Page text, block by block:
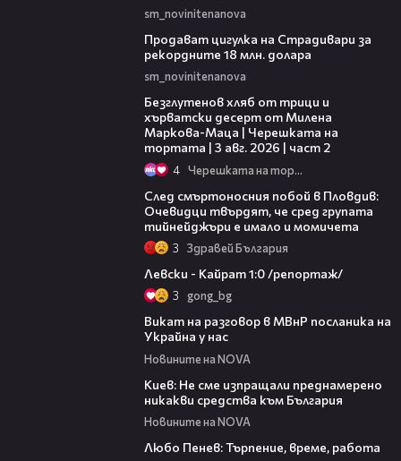
sm_novinitenanova
Продават цигулка на Страдивари за
рекордните 18 млн. долара
sm_novinitenanova
Безглутенов хляб от трици и
хърватски десерт от Милена
Маркова-Маца | Черешката на
тортата | 3 авг. 2026 | част 2
4 Черешката на тортата
След смъртоносния побой в Пловдив:
Очевидци твърдят, че сред групата
тийнейджъри е имало и момичета
3 Здравей България
Левски - Кайрат 1:0 /репортаж/
3 gong_bg
Викат на разговор в МВнР посланика на
Украйна у нас
Новините на NOVA
Киев: Не сме изпращали преднамерено
никакви средства към България
Новините на NOVA
Любо Пенев: Търпение, време, работа